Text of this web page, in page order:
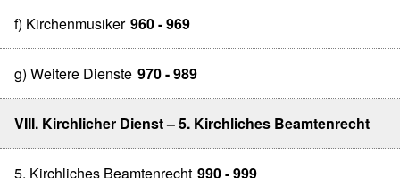
f) Kirchenmusiker 960 - 969
g) Weitere Dienste 970 - 989
VIII. Kirchlicher Dienst – 5. Kirchliches Beamtenrecht
5. Kirchliches Beamtenrecht 990 - 999